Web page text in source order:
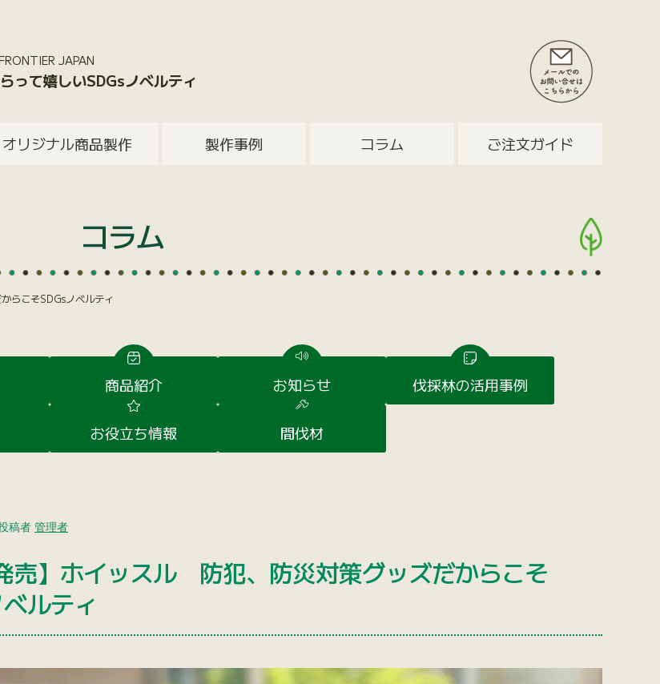
JAPAN
って嬉しいSDGsノベルティ
オリジナル商品製作 製作事例 コラム ご注文ガイド
コラム
らこそSDGsノベルティ
商品紹介 お知らせ 伐採林の活用事例
お役立ち情報 間伐材
稿者 管理者
売】ホイッスル 防犯、防災対策グッズだからこそ
ルティ